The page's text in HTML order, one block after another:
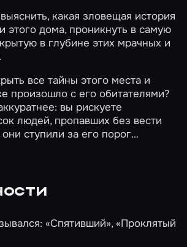
какая зловещая история
этого дома, проникнуть в самую
в глубине этих мрачных и
все тайны этого места и
произошло с его обитателями?
вы рискуете
людей, пропавших без вести
они ступили за его порог…
«Спятивший», «Проклятый